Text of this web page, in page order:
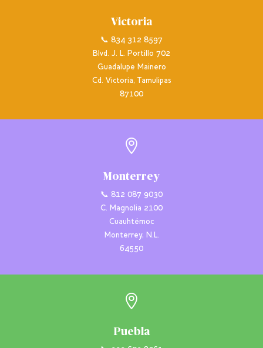
Victoria
📞 834 312 8597
Blvd. J. L. Portillo 702
Guadalupe Mainero
Cd. Victoria, Tamulipas
87100

Monterrey
📞 812 087 9030
C. Magnolia 2100
Cuauhtémoc
Monterrey, N.L.
64550

Puebla